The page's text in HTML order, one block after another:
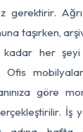
gerektirir.
taşırken,
kadar her
göre
İş